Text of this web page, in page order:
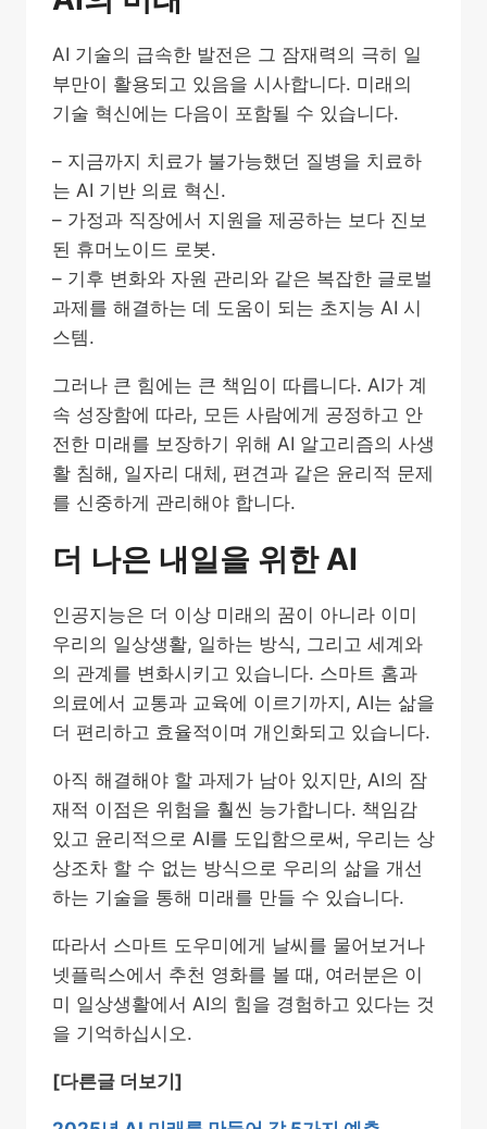
AI 기술의 급속한 발전은 그 잠재력의 극히 일
부만이 활용되고 있음을 시사합니다. 미래의
기술 혁신에는 다음이 포함될 수 있습니다.
– 지금까지 치료가 불가능했던 질병을 치료하
는 AI 기반 의료 혁신.
– 가정과 직장에서 지원을 제공하는 보다 진보
된 휴머노이드 로봇.
– 기후 변화와 자원 관리와 같은 복잡한 글로벌
과제를 해결하는 데 도움이 되는 초지능 AI 시
스템.
그러나 큰 힘에는 큰 책임이 따릅니다. AI가 계
속 성장함에 따라, 모든 사람에게 공정하고 안
전한 미래를 보장하기 위해 AI 알고리즘의 사생
활 침해, 일자리 대체, 편견과 같은 윤리적 문제
를 신중하게 관리해야 합니다.
더 나은 내일을 위한 AI
인공지능은 더 이상 미래의 꿈이 아니라 이미
우리의 일상생활, 일하는 방식, 그리고 세계와
의 관계를 변화시키고 있습니다. 스마트 홈과
의료에서 교통과 교육에 이르기까지, AI는 삶을
더 편리하고 효율적이며 개인화되고 있습니다.
아직 해결해야 할 과제가 남아 있지만, AI의 잠
재적 이점은 위험을 훨씬 능가합니다. 책임감
있고 윤리적으로 AI를 도입함으로써, 우리는 상
상조차 할 수 없는 방식으로 우리의 삶을 개선
하는 기술을 통해 미래를 만들 수 있습니다.
따라서 스마트 도우미에게 날씨를 물어보거나
넷플릭스에서 추천 영화를 볼 때, 여러분은 이
미 일상생활에서 AI의 힘을 경험하고 있다는 것
을 기억하십시오.
[다른글 더보기]